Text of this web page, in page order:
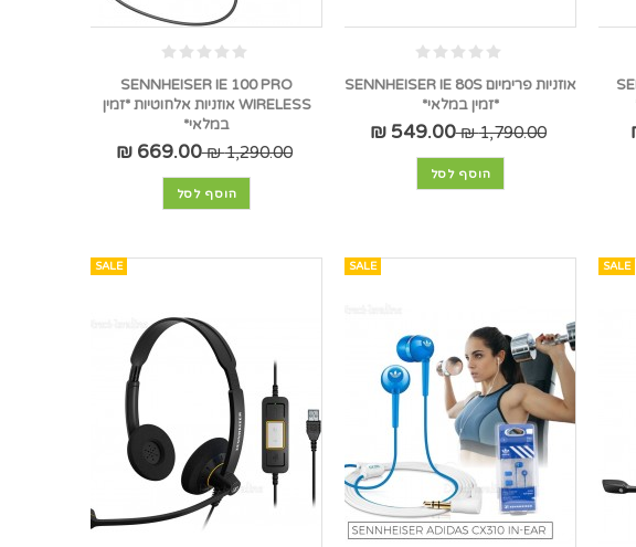
אוזניות פרימיום SENNHEISER IE 80S
*זמין במלאי*
1,790.00 ₪
549.00 ₪
הוסף לסל
SENNHEISER IE 100 PRO
WIRELESS אוזניות אלחוטיות *זמין
במלאי*
1,290.00 ₪
669.00 ₪
הוסף לסל
SALE
SALE
SALE